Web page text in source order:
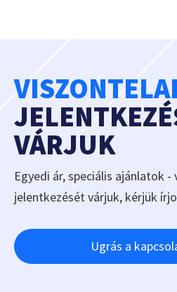
VÁRJUK
Egyedi ár, speciális ajánlatok
jelentkezését várjuk, kérjük
Ugrás a